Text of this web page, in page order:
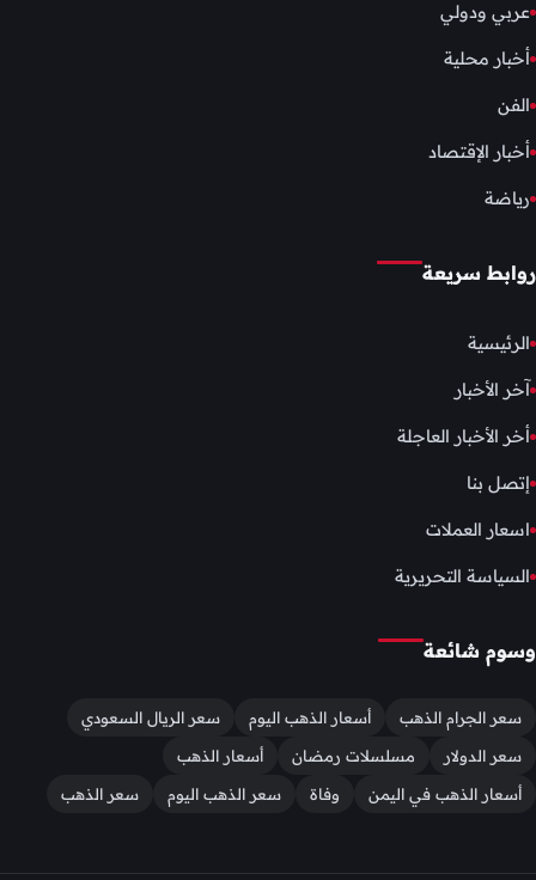
عربي ودولي
أخبار محلية
الفن
أخبار الإقتصاد
رياضة
روابط سريعة
الرئيسية
آخر الأخبار
أخر الأخبار العاجلة
إتصل بنا
اسعار العملات
السياسة التحريرية
وسوم شائعة
سعر الجرام الذهب أسعار الذهب اليوم
سعر الريال السعودي
سعر الدولار
مسلسلات رمضان
أسعار الذهب
أسعار الذهب في اليمن
وفاة سعر الذهب اليوم سعر الذهب